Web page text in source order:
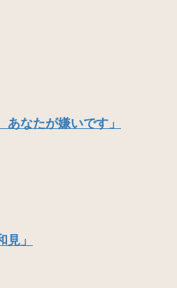
なたが嫌いです」
」